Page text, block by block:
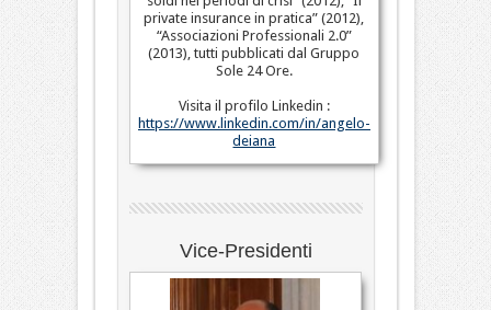
private insurance in pratica” (2012),
“Associazioni Professionali 2.0”
(2013), tutti pubblicati dal Gruppo
Sole 24 Ore.
Visita il profilo Linkedin :
https://www.linkedin.com/in/angelo-
deiana
Vice-Presidenti